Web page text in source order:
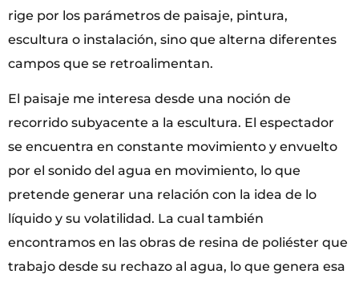
rige por los parámetros de paisaje, pintura,
escultura o instalación, sino que alterna diferentes
campos que se retroalimentan.
El paisaje me interesa desde una noción de
recorrido subyacente a la escultura. El espectador
se encuentra en constante movimiento y envuelto
por el sonido del agua en movimiento, lo que
pretende generar una relación con la idea de lo
líquido y su volatilidad. La cual también
encontramos en las obras de resina de poliéster que
trabajo desde su rechazo al agua, lo que genera esa